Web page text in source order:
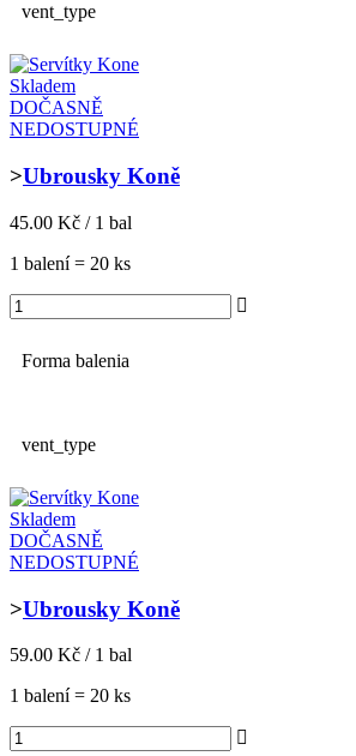
vent_type
Skladem
DOČASNĚ
NEDOSTUPNÉ
>Ubrousky Koně
45.00 Kč / 1 bal
1 balení = 20 ks
Forma balenia
vent_type
Skladem
DOČASNĚ
NEDOSTUPNÉ
>Ubrousky Koně
59.00 Kč / 1 bal
1 balení = 20 ks